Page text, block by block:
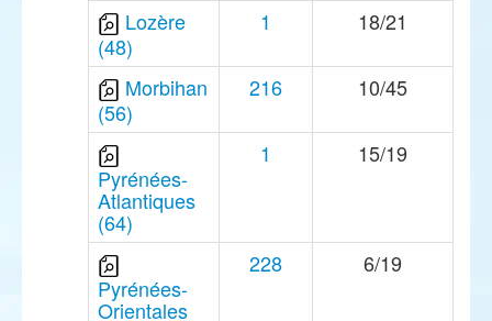
Lozère
(48)
1 18/21
Morbihan
(56)
216 10/45
Pyrénées-
Atlantiques
(64)
1 15/19
Pyrénées-
Orientales
228 6/19